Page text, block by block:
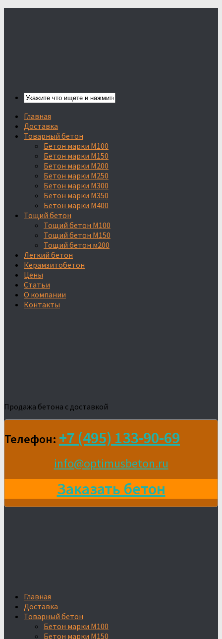
Главная
Доставка
Товарный бетон
Бетон марки М100
Бетон марки М150
Бетон марки М200
Бетон марки М250
Бетон марки М300
Бетон марки М350
Бетон марки М400
Тощий бетон
Тощий бетон М100
Тощий бетон М150
Тощий бетон м200
Легкий бетон
Керамзитобетон
Цены
Статьи
О компании
Контакты
Продажа бетона с доставкой
Телефон: +7 (495) 133-90-69
info@optimusbeton.ru
Заказать бетон
Главная
Доставка
Товарный бетон
Бетон марки М100
Бетон марки М150